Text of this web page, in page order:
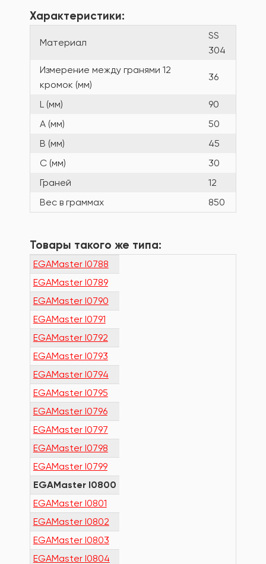
Характеристики:
Материал
SS
304
Измерение между гранями 12
кромок (мм)
36
L (мм)
90
A (мм)
50
B (мм)
45
C (мм)
30
Граней
12
Вес в граммах
850
Товары такого же типа:
EGAMaster I0788
EGAMaster I0789
EGAMaster I0790
EGAMaster I0791
EGAMaster I0792
EGAMaster I0793
EGAMaster I0794
EGAMaster I0795
EGAMaster I0796
EGAMaster I0797
EGAMaster I0798
EGAMaster I0799
EGAMaster I0800
EGAMaster I0801
EGAMaster I0802
EGAMaster I0803
EGAMaster I0804